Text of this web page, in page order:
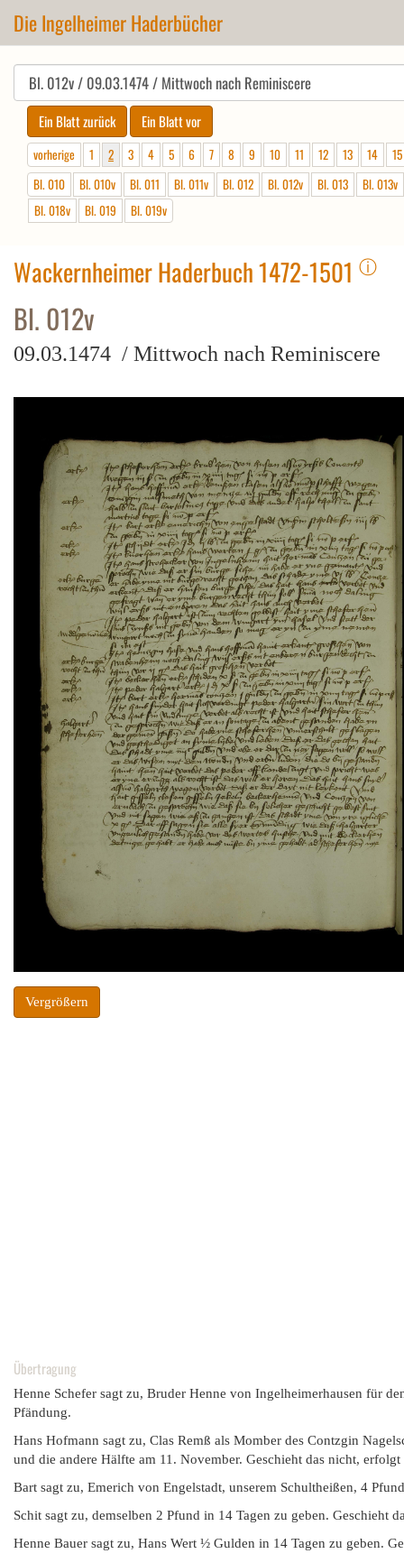
Die Ingelheimer Haderbücher
vorherige 1 2 3 4 5 6 7 8 9 10 11 12 13 14
15
Bl. 010
Bl. 010v Bl. 011 Bl. 011v Bl. 012 Bl. 012v Bl. 013
Bl. 013v
Bl. 018v
Bl. 019 Bl. 019v
Wackernheimer Haderbuch 1472-1501 ⓘ
Bl. 012v
09.03.1474 / Mittwoch nach Reminiscere
Vergrößern
Übertragung
Henne Schefer sagt zu, Bruder Henne von Ingelheimerhausen für
Pfändung.
Hans Hofmann sagt zu, Clas Remß als Momber des Contzgin
und die andere Hälfte am 11. November. Geschieht das nicht,
Bart sagt zu, Emerich von Engelstadt, unserem Schultheißen, 4
Schit sagt zu, demselben 2 Pfund in 14 Tagen zu geben. Geschieht
Henne Bauer sagt zu, Hans Wert ½ Gulden in 14 Tagen zu geben.